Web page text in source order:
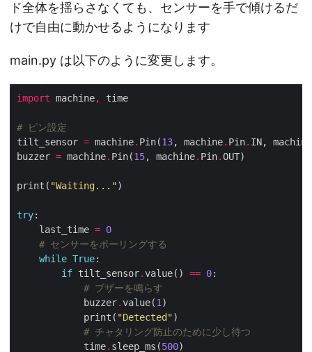
ド全体を揺らさなくても、センサーを手で傾けるだ
けで自由に動かせるようになります
main.py は以下のように変更します。
import machine,
# ピン設定
tilt_sensor = machine. Pin(13, machine. Pin. IN, machine
buzzer = machine. Pin(15, machine. Pin.
print( "Waiting..."
try
    last_time
= 0
# センサーをポーリングする
while True
if tilt_sensor.value() == 0
# ブザーを鳴らす
            buzzer
.value(1
            print(
"Detected"
# チャタリング防止のために少し待つ
            time
. sleep_ms(500